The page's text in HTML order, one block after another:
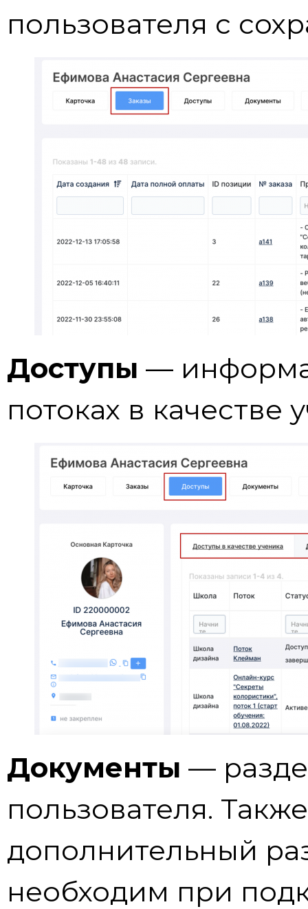
пользователя с
Доступы —
потоках в качестве
Документы —
пользователя.
дополнительный
необходим при